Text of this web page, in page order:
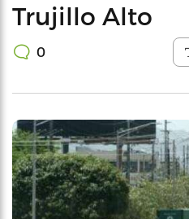
Trujillo Alto
0